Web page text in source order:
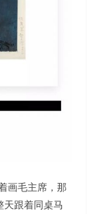
画毛主席，那
天跟着同桌马